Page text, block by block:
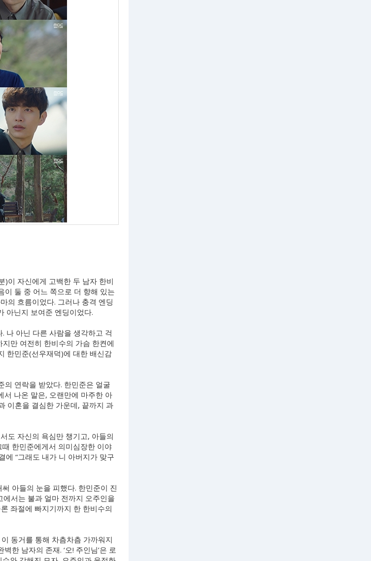
)이 자신에게 고백한 두 남자 한비
이 둘 중 어느 쪽으로 더 향해 있는
의 흐름이었다. 그러나 충격 엔딩
아닌지 보여준 엔딩이었다.
나 아닌 다른 사람을 생각하고 걱
만 여전히 한비수의 가슴 한켠에
한민준(선우재덕)에 대한 배신감
의 연락을 받았다. 한민준은 얼굴
서 나온 말은, 오랜만에 마주한 아
이혼을 결심한 가운데, 끝까지 과
도 자신의 욕심만 챙기고, 아들의
한민준에게서 의미심장한 이야
에 “그래도 내가 니 아버지가 맞구
아들의 눈을 피했다. 한민준이 진
서는 불과 얼마 전까지 오주인을
좌절에 빠지기까지 한 한비수의
동거를 통해 차츰차츰 가까워지
한 남자의 존재. ‘오! 주인님’은 로